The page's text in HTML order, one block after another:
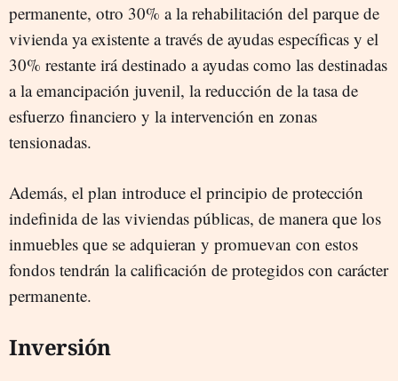
permanente, otro 30% a la rehabilitación del parque de
vivienda ya existente a través de ayudas específicas y el
30% restante irá destinado a ayudas como las destinadas
a la emancipación juvenil, la reducción de la tasa de
esfuerzo financiero y la intervención en zonas
tensionadas.
Además, el plan introduce el principio de protección
indefinida de las viviendas públicas, de manera que los
inmuebles que se adquieran y promuevan con estos
fondos tendrán la calificación de protegidos con carácter
permanente.
Inversión